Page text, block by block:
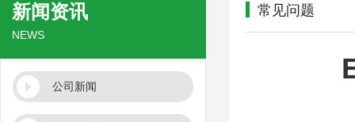
新闻资讯
NEWS
公司新闻
常见问题